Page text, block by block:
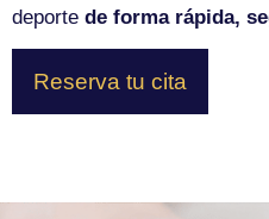
deporte de forma rápida,
Reserva tu cita